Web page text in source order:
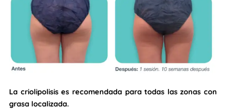
La criolipolisis es recomendada para todas las zonas con
grasa localizada.